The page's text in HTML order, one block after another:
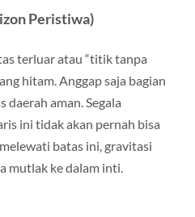
Peristiwa)
terluar atau “titik tanpa
hitam. Anggap saja bagian
daerah aman. Segala
ini tidak akan pernah bisa
batas ini, gravitasi
mutlak ke dalam inti.